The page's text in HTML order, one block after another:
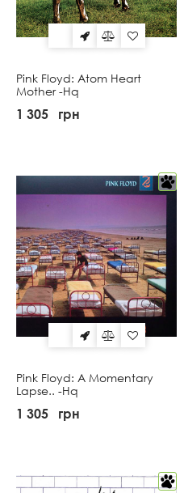
Pink Floyd: Atom Heart
Mother -Hq
1 305 грн
Pink Floyd: A Momentary
Lapse.. -Hq
1 305 грн